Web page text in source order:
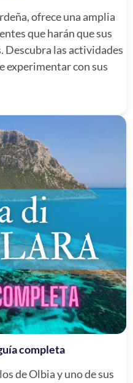
ofrece una amplia
que harán que sus
Descubra las actividades
experimentar con sus
completa
de Olbia y uno de sus